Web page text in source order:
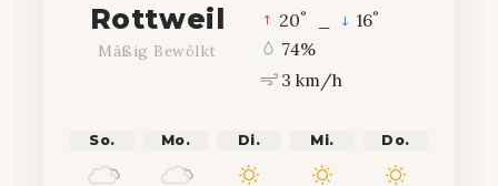
Rottweil
Mäßig Bewölkt
20° 16°
74%
3 km/h
So. Mo. Di. Mi. Do.